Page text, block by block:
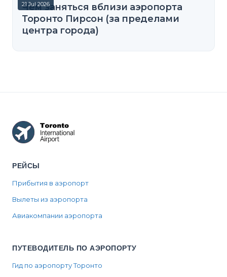
21 Jul 2026
Чем заняться вблизи аэропорта
Торонто Пирсон (за пределами
центра города)
РЕЙСЫ
Прибытия в аэропорт
Вылеты из аэропорта
Авиакомпании аэропорта
ПУТЕВОДИТЕЛЬ ПО АЭРОПОРТУ
Гид по аэропорту Торонто